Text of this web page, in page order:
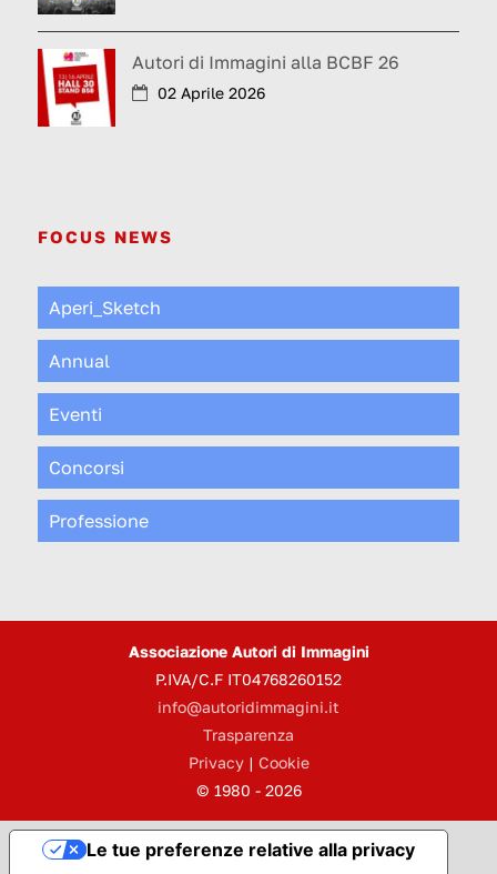
Autori di Immagini alla BCBF 26
02 Aprile 2026
FOCUS NEWS
Aperi_Sketch
Annual
Eventi
Concorsi
Professione
Associazione Autori di Immagini
P.IVA/C.F IT04768260152
info@autoridimmagini.it
Trasparenza
Privacy| Cookie
© 1980 - 2026
Le tue preferenze relative alla privacy